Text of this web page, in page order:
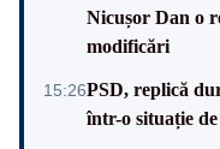
Nicușor Dan o
modificări
15:26PSD, replică
într-o situație